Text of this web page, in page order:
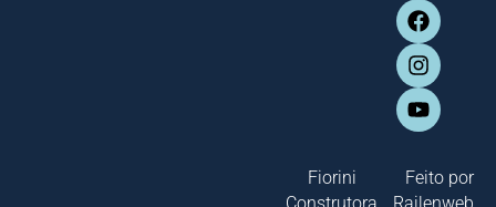
Fiorini
Feito por